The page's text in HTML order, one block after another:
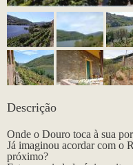
Descrição
Onde o Douro toca à sua
Já imaginou acordar com o
próximo?